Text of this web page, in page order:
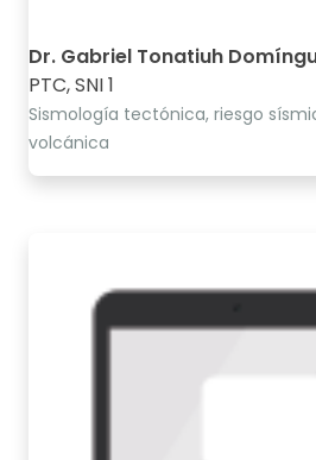
Dr. Gabriel Tonatiuh
PTC, SNI 1
Sismología tectónica, riesgo
volcánica